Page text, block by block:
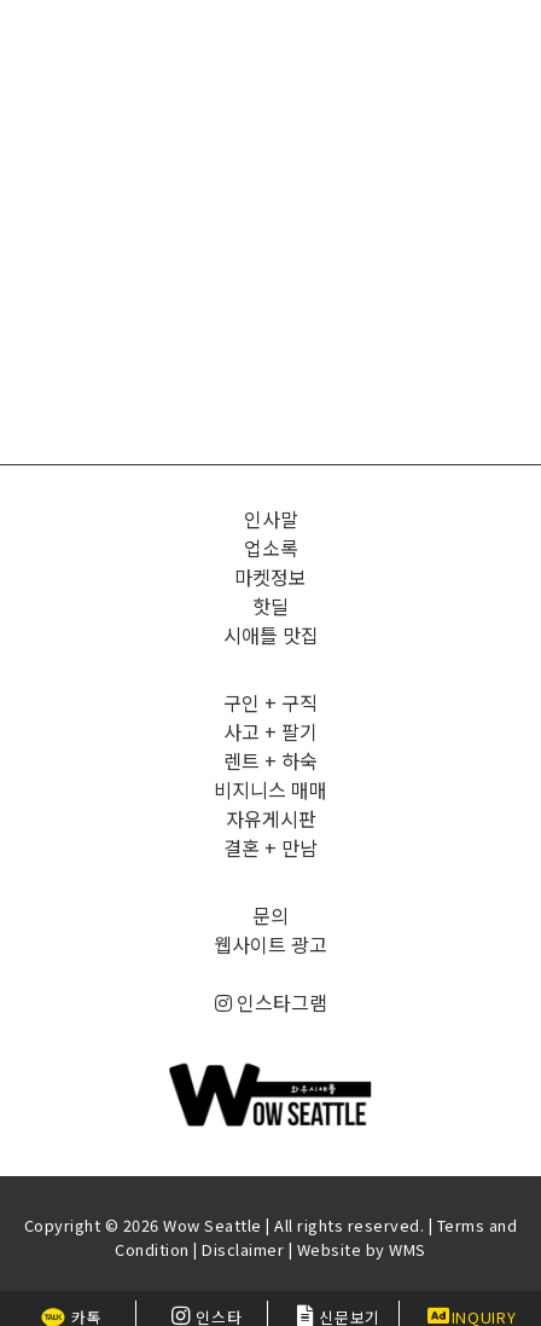
인사말
업소록
마켓정보
핫딜
시애틀 맛집
구인 + 구직
사고 + 팔기
렌트 + 하숙
비지니스 매매
자유게시판
결혼 + 만남
문의
웹사이트 광고
인스타그램
Copyright © 2026 Wow Seattle | All rights reserved. | Terms and
Condition |Disclaimer | Website byWMS
카톡 인스타 신문보기 INQUIRY